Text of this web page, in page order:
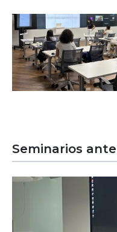
Image
Seminarios